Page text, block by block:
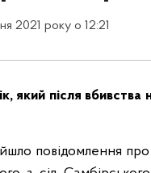
2021 року о 12:21
який після вбивства
повідомлення